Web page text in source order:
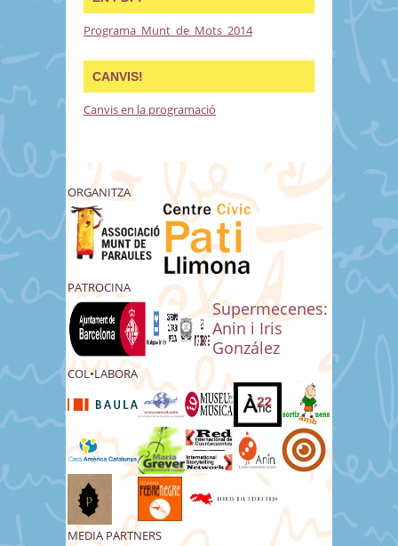
Programa_Munt_de_Mots_2014
CANVIS!
Canvis en la programació
ORGANITZA
PATROCINA
Supermecenes:
Anin i Iris
González
COL•LABORA
MEDIA PARTNERS